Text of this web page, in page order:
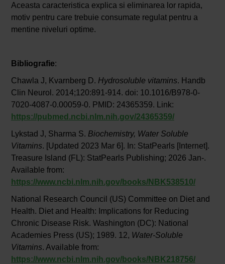
Aceasta caracteristica explica si eliminarea lor rapida,
motiv pentru care trebuie consumate regulat pentru a
mentine niveluri optime.
Bibliografie:
Chawla J, Kvarnberg D. Hydrosoluble vitamins. Handb
Clin Neurol. 2014;120:891-914. doi: 10.1016/B978-0-
7020-4087-0.00059-0. PMID: 24365359. Link:
https://pubmed.ncbi.nlm.nih.gov/24365359/
Lykstad J, Sharma S. Biochemistry, Water Soluble
Vitamins. [Updated 2023 Mar 6]. In: StatPearls [Internet].
Treasure Island (FL): StatPearls Publishing; 2026 Jan-.
Available from:
https://www.ncbi.nlm.nih.gov/books/NBK538510/
National Research Council (US) Committee on Diet and
Health. Diet and Health: Implications for Reducing
Chronic Disease Risk. Washington (DC): National
Academies Press (US); 1989. 12, Water-Soluble
Vitamins. Available from:
https://www.ncbi.nlm.nih.gov/books/NBK218756/